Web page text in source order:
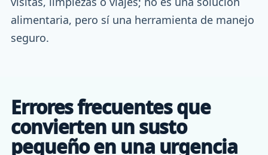
alimentaria, pero sí una herramienta de manejo
seguro.
Errores frecuentes que
convierten un susto
pequeño en una urgencia